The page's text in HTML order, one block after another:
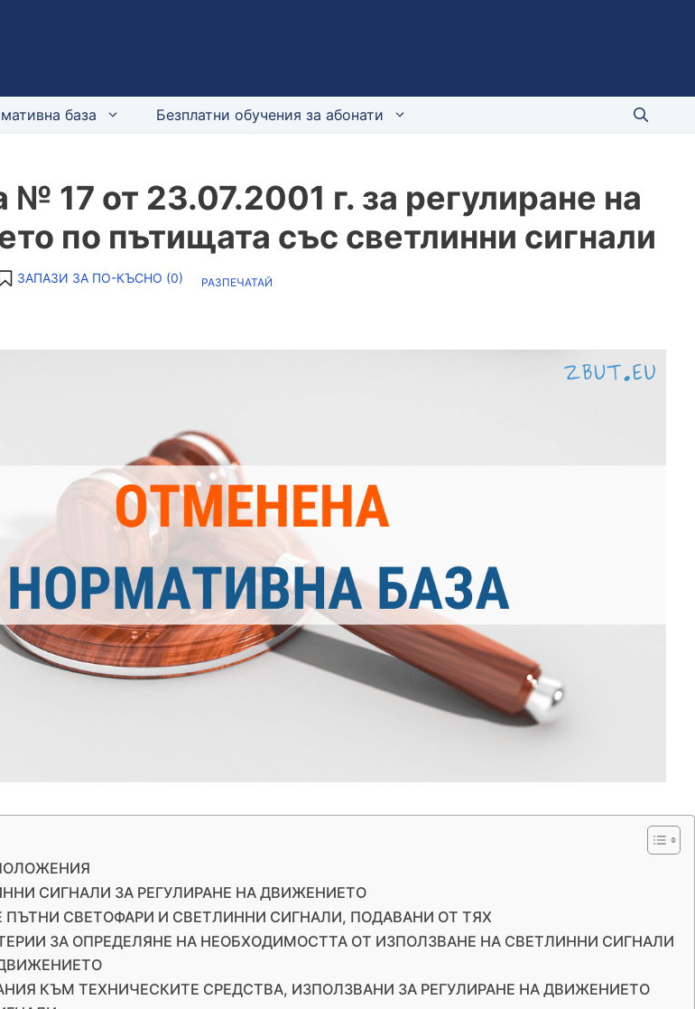
база Безплатни обучения за абонати
17 от 23.07.2001 г. за регулиране на
по пътищата със светлинни сигнали
ЗАПАЗИ ЗА ПО-КЪСНО (0) РАЗПЕЧАТАЙ
СИГНАЛИ ЗА РЕГУЛИРАНЕ НА ДВИЖЕНИЕТО
ПЪТНИ СВЕТОФАРИ И СВЕТЛИННИ СИГНАЛИ, ПОДАВАНИ ОТ ТЯХ
ЗА ОПРЕДЕЛЯНЕ НА НЕОБХОДИМОСТТА ОТ ИЗПОЛЗВАНЕ НА СВЕТЛИННИ СИГНАЛИ
КЪМ ТЕХНИЧЕСКИТЕ СРЕДСТВА, ИЗПОЛЗВАНИ ЗА РЕГУЛИРАНЕ НА ДВИЖЕНИЕТО